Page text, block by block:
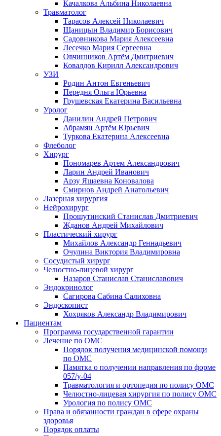
Качалкова Альбина Николаевна
Травматолог
Тарасов Алексей Николаевич
Щаницын Владимир Борисович
Садовникова Мария Алексеевна
Лесечко Мария Сергеевна
Овчинников Артём Дмитриевич
Ковалдов Кирилл Александрович
УЗИ
Родин Антон Евгеньевич
Передня Ольга Юрьевна
Грушевская Екатерина Васильевна
Уролог
Данилин Андрей Петрович
Абрамян Артём Юрьевич
Туркова Екатерина Алексеевна
Флеболог
Хирург
Пономарев Артем Александрович
Ларин Андрей Иванович
Арзу Яшаевна Коновалова
Смирнов Андрей Анатольевич
Лазерная хирургия
Нейрохирург
Прошутинский Станислав Дмитриевич
Жданов Андрей Михайлович
Пластический хирург
Михайлов Александр Геннадьевич
Очулина Виктория Владимировна
Сосудистый хирург
Челюстно-лицевой хирург
Назаров Станислав Станиславович
Эндокринолог
Сагирова Сабина Салиховна
Эндоскопист
Хохряков Александр Владимирович
Пациентам
Программа государственной гарантии
Лечение по ОМС
Порядок получения медицинской помощи
по ОМС
Памятка о получении направления по форме
057/у-04
Травматология и ортопедия по полису ОМС
Челюстно-лицевая хирургия по полису ОМС
Урология по полису ОМС
Права и обязанности граждан в сфере охраны
здоровья
Порядок оплаты